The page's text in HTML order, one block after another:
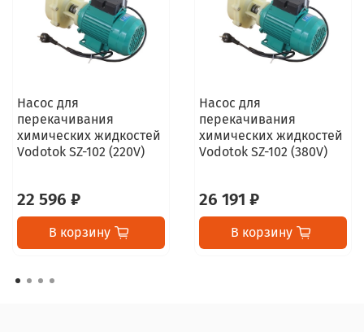
Насос для
перекачивания
химических жидкостей
Vodotok SZ-102 (220V)
22 596 ₽
В корзину
Насос для
перекачивания
химических жидкостей
Vodotok SZ-102 (380V)
26 191 ₽
В корзину